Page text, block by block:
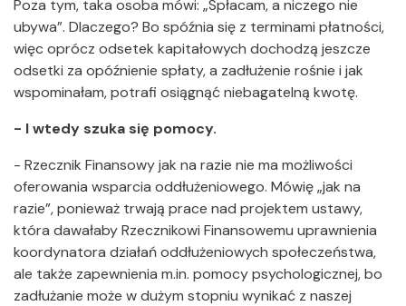
Poza tym, taka osoba mówi: „Spłacam, a niczego nie
ubywa”. Dlaczego? Bo spóźnia się z terminami płatności,
więc oprócz odsetek kapitałowych dochodzą jeszcze
odsetki za opóźnienie spłaty, a zadłużenie rośnie i jak
wspominałam, potrafi osiągnąć niebagatelną kwotę.
- I wtedy szuka się pomocy.
- Rzecznik Finansowy jak na razie nie ma możliwości
oferowania wsparcia oddłużeniowego. Mówię „jak na
razie”, ponieważ trwają prace nad projektem ustawy,
która dawałaby Rzecznikowi Finansowemu uprawnienia
koordynatora działań oddłużeniowych społeczeństwa,
ale także zapewnienia m.in. pomocy psychologicznej, bo
zadłużanie może w dużym stopniu wynikać z naszej